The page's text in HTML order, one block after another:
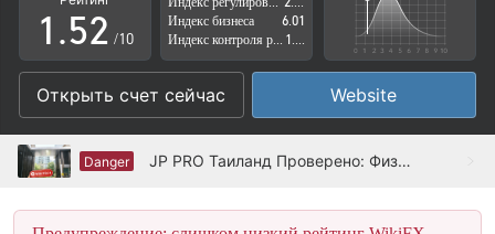
Высокие потенциальные риски
1
2
3
4
5
.5
6
7
8
9
2
3
4
5
6
/10
Индекс бизнеса
6.01
Открыть счет сейчас Website
Danger JP PRO Таиланд Проверено: Физическое присутствие не обнаружено